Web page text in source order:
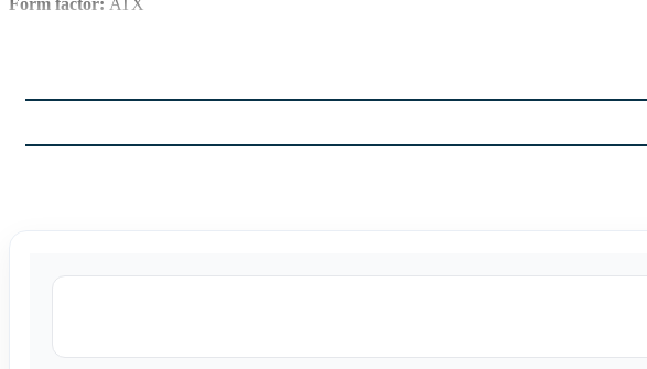
Form factor: ATX